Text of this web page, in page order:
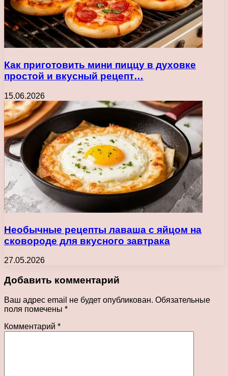
Как приготовить мини пиццу в духовке
простой и вкусный рецепт…
15.06.2026
Необычные рецепты лаваша с яйцом на
сковороде для вкусного завтрака
27.05.2026
Добавить комментарий
Ваш адрес email не будет опубликован. Обязательные
поля помечены *
Комментарий *